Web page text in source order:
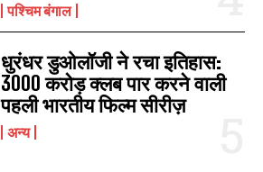
पश्चिम बंगाल
धुरंधर डुओलॉजी ने रचा इतिहास:
3000 करोड़ क्लब पार करने वाली
पहली भारतीय फिल्म सीरीज़
अन्य